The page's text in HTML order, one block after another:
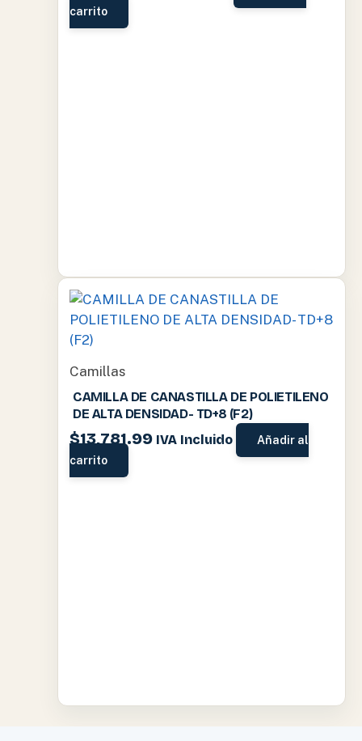
carrito
Camillas
CAMILLA DE CANASTILLA DE POLIETILENO
DE ALTA DENSIDAD- TD+8 (F2)
$13,781.99 IVA Incluido
Añadir al
carrito